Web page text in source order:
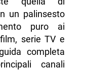
Willis
un palinsesto
puro ai
serie TV e
completa
canali